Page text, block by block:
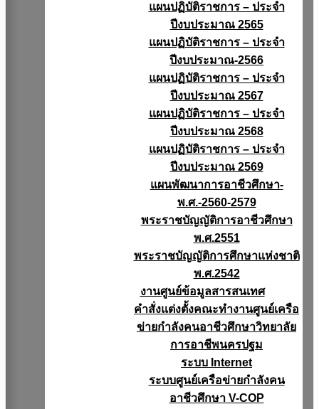
แผนปฏิบัติราชการ – ประจำ
ปีงบประมาณ 2565
แผนปฏิบัติราชการ – ประจำ
ปีงบประมาณ-2566
แผนปฏิบัติราชการ – ประจำ
ปีงบประมาณ 2567
แผนปฏิบัติราชการ – ประจำ
ปีงบประมาณ 2568
แผนปฏิบัติราชการ – ประจำ
ปีงบประมาณ 2569
แผนพัฒนาการอาชีวศึกษา-
พ.ศ.-2560-2579
พระราชบัญญัติการอาชีวศึกษา
พ.ศ.2551
พระราชบัญญัติการศึกษาแห่งชาติ
พ.ศ.2542
งานศูนย์ข้อมูลสารสนเทศ
คำสั่งแต่งตั้งคณะทำงานศูนย์เครือ
ข่ายกำลังคนอาชีวศึกษาวิทยาลัย
การอาชีพนครปฐม
ระบบ Internet
ระบบศูนย์เครือข่ายกำลังคน
อาชีวศึกษา V-COP